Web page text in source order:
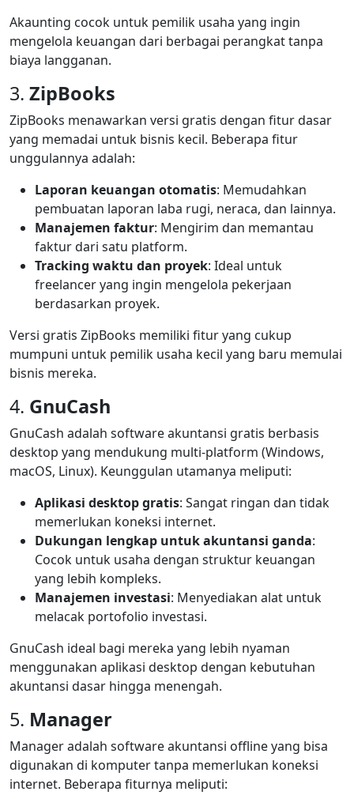
Akaunting cocok untuk pemilik usaha yang ingin
mengelola keuangan dari berbagai perangkat tanpa
biaya langganan.
3. ZipBooks
ZipBooks menawarkan versi gratis dengan fitur dasar
yang memadai untuk bisnis kecil. Beberapa fitur
unggulannya adalah:
Laporan keuangan otomatis: Memudahkan
pembuatan laporan laba rugi, neraca, dan lainnya.
Manajemen faktur: Mengirim dan memantau
faktur dari satu platform.
Tracking waktu dan proyek: Ideal untuk
freelancer yang ingin mengelola pekerjaan
berdasarkan proyek.
Versi gratis ZipBooks memiliki fitur yang cukup
mumpuni untuk pemilik usaha kecil yang baru memulai
bisnis mereka.
4. GnuCash
GnuCash adalah software akuntansi gratis berbasis
desktop yang mendukung multi-platform (Windows,
macOS, Linux). Keunggulan utamanya meliputi:
Aplikasi desktop gratis: Sangat ringan dan tidak
memerlukan koneksi internet.
Dukungan lengkap untuk akuntansi ganda:
Cocok untuk usaha dengan struktur keuangan
yang lebih kompleks.
Manajemen investasi: Menyediakan alat untuk
melacak portofolio investasi.
GnuCash ideal bagi mereka yang lebih nyaman
menggunakan aplikasi desktop dengan kebutuhan
akuntansi dasar hingga menengah.
5. Manager
Manager adalah software akuntansi offline yang bisa
digunakan di komputer tanpa memerlukan koneksi
internet. Beberapa fiturnya meliputi: